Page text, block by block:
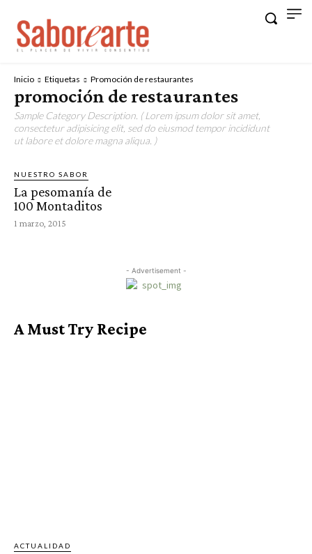
Inicio Etiquetas Promoción de restaurantes
promoción de restaurantes
Sample Category Description. ( Lorem ipsum dolor sit amet,
consectetur adipisicing elit, sed do eiusmod tempor incididunt
ut labore et dolore magna aliqua. )
NUESTRO SABOR
La pesomanía de
100 Montaditos
1 marzo, 2015
- Advertisement -
A Must Try Recipe
ACTUALIDAD